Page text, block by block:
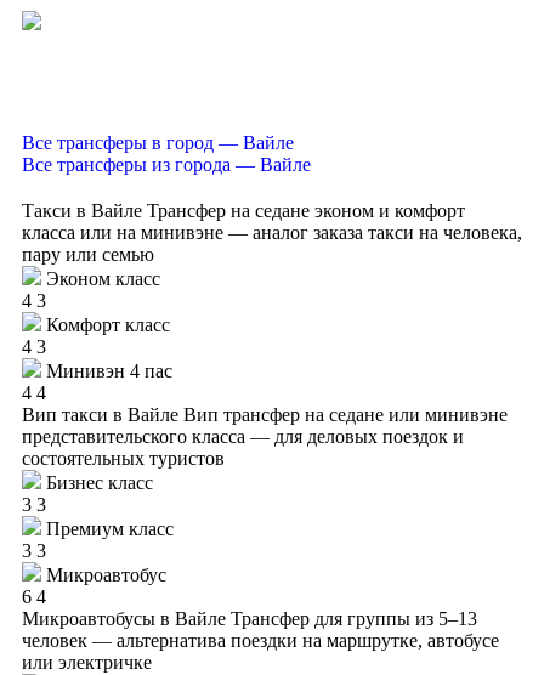
Все трансферы в город — Вайле
Все трансферы из города — Вайле
Такси в Вайле Трансфер на седане эконом и комфорт
класса или на минивэне — аналог заказа такси на человека,
пару или семью
Эконом класс
4 3
Комфорт класс
4 3
Минивэн 4 пас
4 4
Вип такси в Вайле Вип трансфер на седане или минивэне
представительского класса — для деловых поездок и
состоятельных туристов
Бизнес класс
3 3
Премиум класс
3 3
Микроавтобус
6 4
Микроавтобусы в Вайле Трансфер для группы из 5–13
человек — альтернатива поездки на маршрутке, автобусе
или электричке